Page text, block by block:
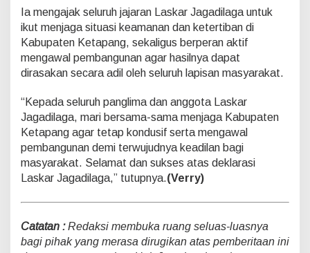
Ia mengajak seluruh jajaran Laskar Jagadilaga untuk
ikut menjaga situasi keamanan dan ketertiban di
Kabupaten Ketapang, sekaligus berperan aktif
mengawal pembangunan agar hasilnya dapat
dirasakan secara adil oleh seluruh lapisan masyarakat.
“Kepada seluruh panglima dan anggota Laskar
Jagadilaga, mari bersama-sama menjaga Kabupaten
Ketapang agar tetap kondusif serta mengawal
pembangunan demi terwujudnya keadilan bagi
masyarakat. Selamat dan sukses atas deklarasi
Laskar Jagadilaga,” tutupnya.(Verry)
Catatan :Redaksi membuka ruang seluas-luasnya
bagi pihak yang merasa dirugikan atas pemberitaan ini